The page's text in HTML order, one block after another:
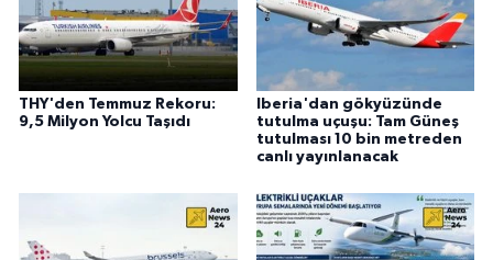
THY'den Temmuz Rekoru:
9,5 Milyon Yolcu Taşıdı
Iberia'dan gökyüzünde
tutulma uçuşu: Tam Güneş
tutulması 10 bin metreden
canlı yayınlanacak